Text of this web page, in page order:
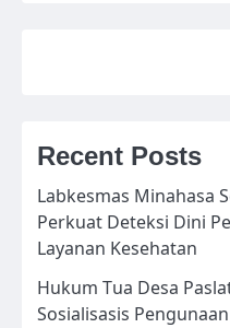
Recent Posts
Labkesmas Minahasa
Perkuat Deteksi Dini
Layanan Kesehatan
Hukum Tua Desa
Sosialisasis